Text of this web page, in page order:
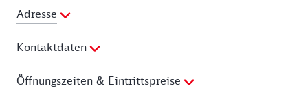
Mittelalter, die verschiedenen Innungen und die
Garnisongeschichte gelegt wird. Außerdem spielen
die mittelalterliche Kunst der Prignitz, die
Gerichtsbarkeit in Perleberg sowie das ländliche
Leben in der Prignitz allgemein eine Rolle in der
Adresse
Kontaktdaten
Telefon:03876-781422
Öffnungszeiten & Eintrittspreise